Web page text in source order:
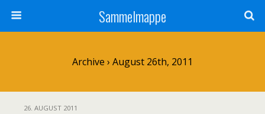
Sammelmappe
Archive › August 26th, 2011
26. AUGUST 2011